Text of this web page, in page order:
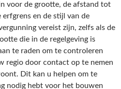
voor de grootte, de afstand tot
en de stijl van de
vereist zijn, zelfs als de
die in de regelgeving is
te raden om te controleren
regio door contact op te nemen
Dit kan u helpen om te
nodig hebt voor het bouwen